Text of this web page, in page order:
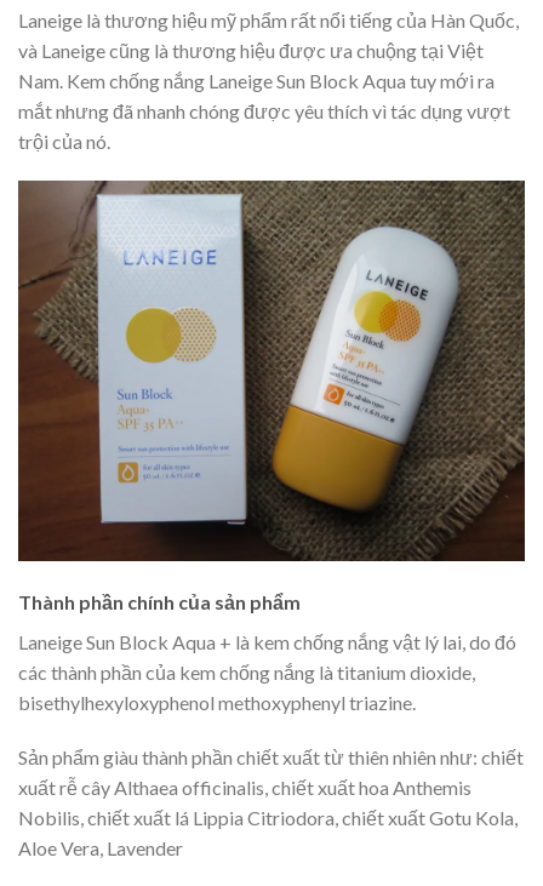
Laneige là thương hiệu mỹ phẩm rất nổi tiếng của Hàn Quốc,
và Laneige cũng là thương hiệu được ưa chuộng tại Việt
Nam. Kem chống nắng Laneige Sun Block Aqua tuy mới ra
mắt nhưng đã nhanh chóng được yêu thích vì tác dụng vượt
trội của nó.
Thành phần chính của sản phẩm
Laneige Sun Block Aqua + là kem chống nắng vật lý lai, do đó
các thành phần của kem chống nắng là titanium dioxide,
bisethylhexyloxyphenol methoxyphenyl triazine.
Sản phẩm giàu thành phần chiết xuất từ thiên nhiên như: chiết
xuất rễ cây Althaea officinalis, chiết xuất hoa Anthemis
Nobilis, chiết xuất lá Lippia Citriodora, chiết xuất Gotu Kola,
Aloe Vera, Lavender